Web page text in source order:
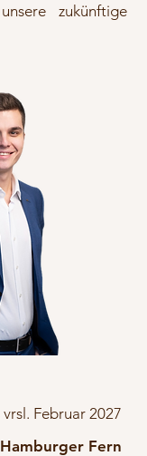
zukünftige
Februar 2027
Fern